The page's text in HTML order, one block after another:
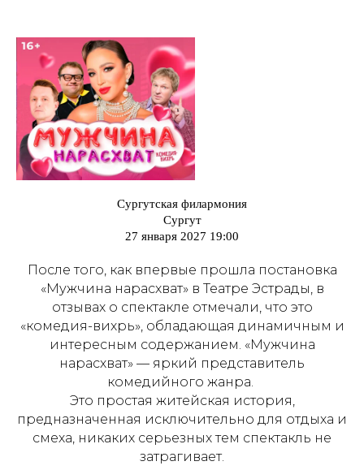
Сургутская филармония
Сургут
27 января 2027 19:00
После того, как впервые прошла постановка
«Мужчина нарасхват» в Театре Эстрады, в
отзывах о спектакле отмечали, что это
«комедия-вихрь», обладающая динамичным и
интересным содержанием. «Мужчина
нарасхват» — яркий представитель
комедийного жанра.
Это простая житейская история,
предназначенная исключительно для отдыха и
смеха, никаких серьезных тем спектакль не
затрагивает.